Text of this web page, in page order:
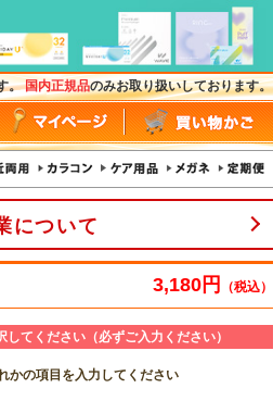
。国内正規品のみお取り扱いしております。
について
3,180円 （税込）
てください（必ずご入力ください）
かの項目を入力してください